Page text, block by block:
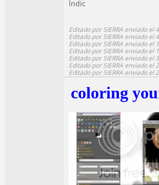
Índic
Editado por SIERRA enviado el
Editado por SIERRA enviado el
Editado por SIERRA enviado el
Editado por SIERRA enviado el
Editado por SIERRA enviado el
Editado por SIERRA enviado el
Editado por SIERRA enviado el
coloring